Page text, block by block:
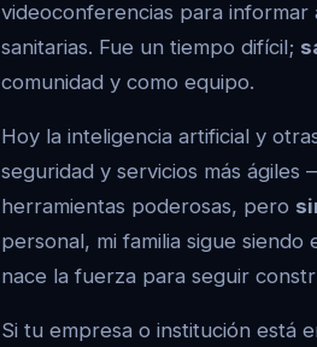
videoconferencias para
sanitarias. Fue un tiempo difícil;
comunidad y como equipo.
Hoy la inteligencia artificial y
seguridad y servicios más
herramientas poderosas, pero
personal, mi familia sigue
nace la fuerza para seguir
Si tu empresa o institución está